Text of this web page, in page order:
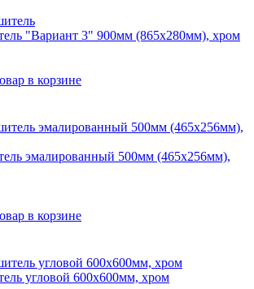
"Вариант 3" 900мм (865х280мм), хром
в корзине
эмалированный 500мм (465х256мм),
в корзине
угловой 600х600мм, хром